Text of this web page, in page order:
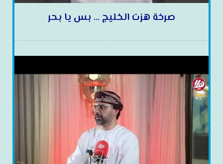
صرخة هزت الخليج … بس يا بحر